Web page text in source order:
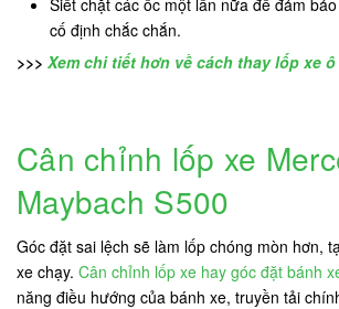
Siết chặt các ốc một lần nữa để đảm
cố định chắc chắn.
>>> Xem chi tiết hơn về cách thay lốp xe
Cân chỉnh lốp xe
Maybach S500
Góc đặt sai lệch sẽ làm lốp chóng mòn hơn,
xe chạy. Cân chỉnh lốp xe hay góc đặt bánh
năng điều hướng của bánh xe, truyền tải